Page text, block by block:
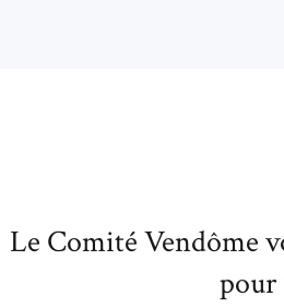
Le Comité Vendôme
pour